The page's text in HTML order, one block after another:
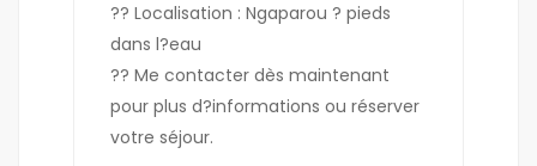
?? Localisation : Ngaparou ? pieds
dans l?eau
?? Me contacter dès maintenant
pour plus d?informations ou réserver
votre séjour.